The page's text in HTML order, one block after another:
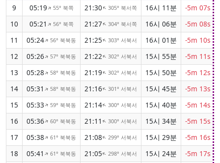
9
05:19↑ 55° 북쪽 21:30↑305° 북서쪽 16시 11분 -5m 07s
10
05:21↑ 56° 북쪽 21:27↑304° 북서쪽 16시 06분 -5m 08s
11
05:24↑56° 북북동 21:25↑303° 서북서 16시 01분 -5m 10s
12
05:26↑57° 북북동 21:22↑302° 서북서 15시 55분 -5m 11s
13
05:28↑58° 북북동 21:19↑302° 서북서 15시 50분 -5m 12s
14
05:31↑58° 북북동 21:16↑301° 서북서 15시 45분 -5m 13s
15
05:33↑59° 북북동 21:14↑300° 서북서 15시 40분 -5m 14s
16
05:36↑60° 북북동 21:11↑300° 서북서 15시 34분 -5m 15s
17
05:38↑61° 북북동 21:08↑299° 서북서 15시 29분 -5m 16s
18
05:41 ↑61° 북북동 21:05↑298° 서북서 15시 24분 -5m 17s